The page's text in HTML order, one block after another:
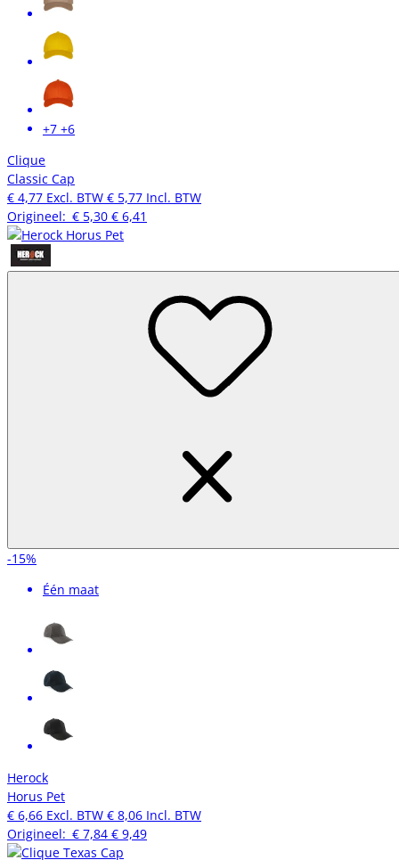
+7 +6
Clique
Classic Cap
€ 4,77 Excl. BTW € 5,77 Incl. BTW
Origineel: € 5,30 € 6,41
-15%
Één maat
Herock
Horus Pet
€ 6,66 Excl. BTW € 8,06 Incl. BTW
Origineel: € 7,84 € 9,49